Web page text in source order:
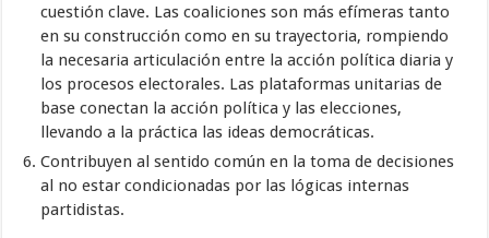
cuestión clave. Las coaliciones son más efímeras tanto
en su construcción como en su trayectoria, rompiendo
la necesaria articulación entre la acción política diaria y
los procesos electorales. Las plataformas unitarias de
base conectan la acción política y las elecciones,
llevando a la práctica las ideas democráticas.
Contribuyen al sentido común en la toma de decisiones
al no estar condicionadas por las lógicas internas
partidistas.